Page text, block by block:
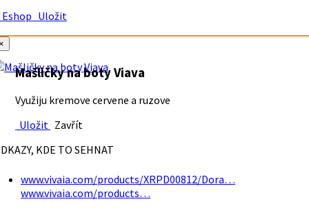
Uložit
Mašličky na boty Viava
Využiju kremove cervene a ruzove
Uložit Zavřít
KDE TO SEHNAT
www.vivaia.com/products/XRPD00812/Dora…
www.vivaia.com/products…